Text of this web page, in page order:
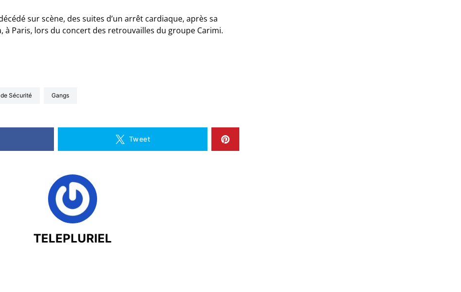
sur scène, des suites d’un arrêt cardiaque, après sa
à Paris, lors du concert des retrouvailles du groupe Carimi.
de Sécurité gangs
Tweet
TELEPLURIEL